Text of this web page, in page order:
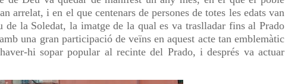
arrelat, i en el que centenars de persones de totes les edats van
la Soledat, la imatge de la qual es va traslladar fins al Prado
una gran participació de veïns en aquest acte tan emblemàtic
hi sopar popular al recinte del Prado, i després va actuar